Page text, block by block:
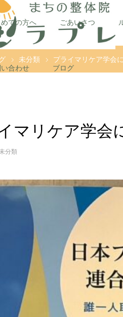
めての方へ ごあいさつ
合わせ ブログ
未分類 プライマリケア学会
マリケア学会
分類